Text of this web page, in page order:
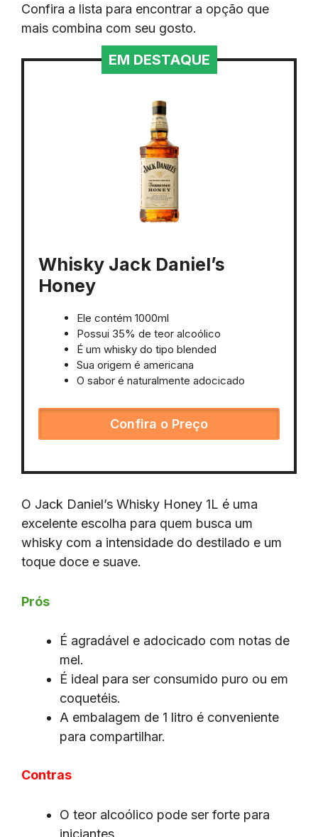
Confira a lista para encontrar a opção que
mais combina com seu gosto.
EM DESTAQUE
Whisky Jack Daniel’s
Honey
Ele contém 1000ml
Possui 35% de teor alcoólico
É um whisky do tipo blended
Sua origem é americana
O sabor é naturalmente adocicado
Confira o Preço
O Jack Daniel’s Whisky Honey 1L é uma
excelente escolha para quem busca um
whisky com a intensidade do destilado e um
toque doce e suave.
Prós
É agradável e adocicado com notas de
mel.
É ideal para ser consumido puro ou em
coquetéis.
A embalagem de 1 litro é conveniente
para compartilhar.
Contras
O teor alcoólico pode ser forte para
iniciantes.